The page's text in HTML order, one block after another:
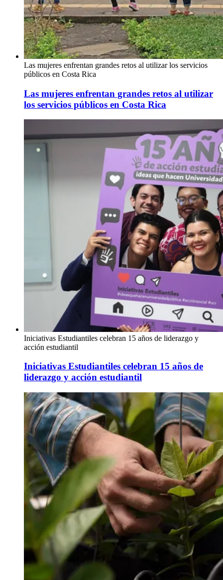
Las mujeres enfrentan grandes retos al utilizar los servicios
públicos en Costa Rica
Las mujeres enfrentan grandes retos al utilizar
los servicios públicos en Costa Rica
Iniciativas Estudiantiles celebran 15 años de liderazgo y
acción estudiantil
Iniciativas Estudiantiles celebran 15 años de
liderazgo y acción estudiantil